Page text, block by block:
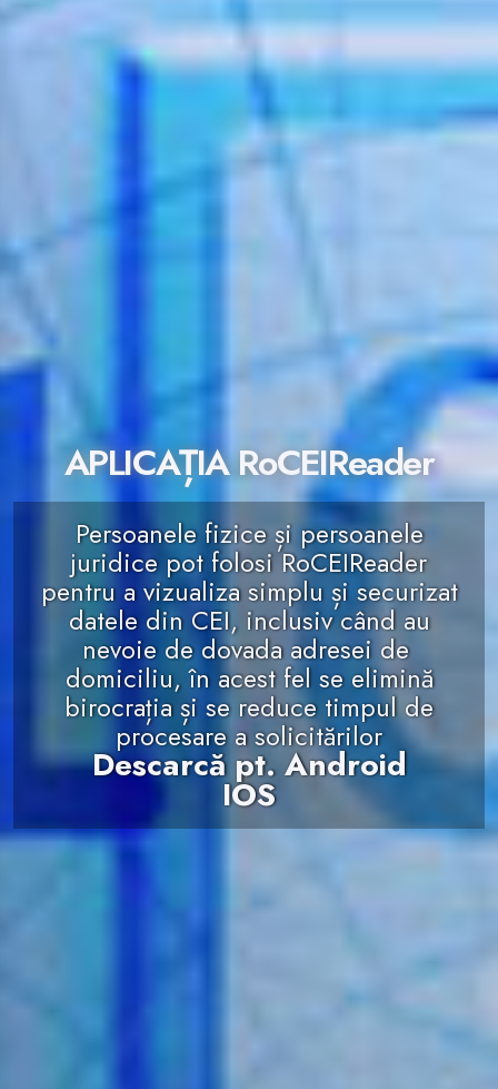
APLICAȚIA RoCEIReader
Persoanele fizice și persoanele
juridice pot folosi RoCEIReader
pentru a vizualiza simplu și securizat
datele din CEI, inclusiv când au
nevoie de dovada adresei de
domiciliu, în acest fel se elimină
birocrația și se reduce timpul de
procesare a solicitărilor
Descarcă pt. Android
IOS